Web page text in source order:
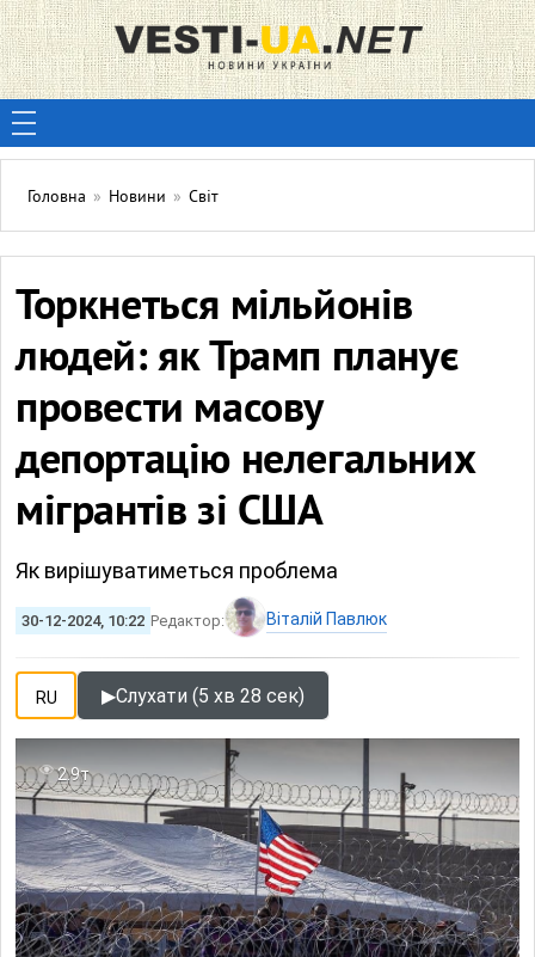
Головна » Новини » Світ
Торкнеться мільйонів
людей: як Трамп планує
провести масову
депортацію нелегальних
мігрантів зі США
Як вирішуватиметься проблема
30-12-2024, 10:22 Редактор: Віталій Павлюк
RU ▶Слухати (5 хв 28 сек)
2.9т